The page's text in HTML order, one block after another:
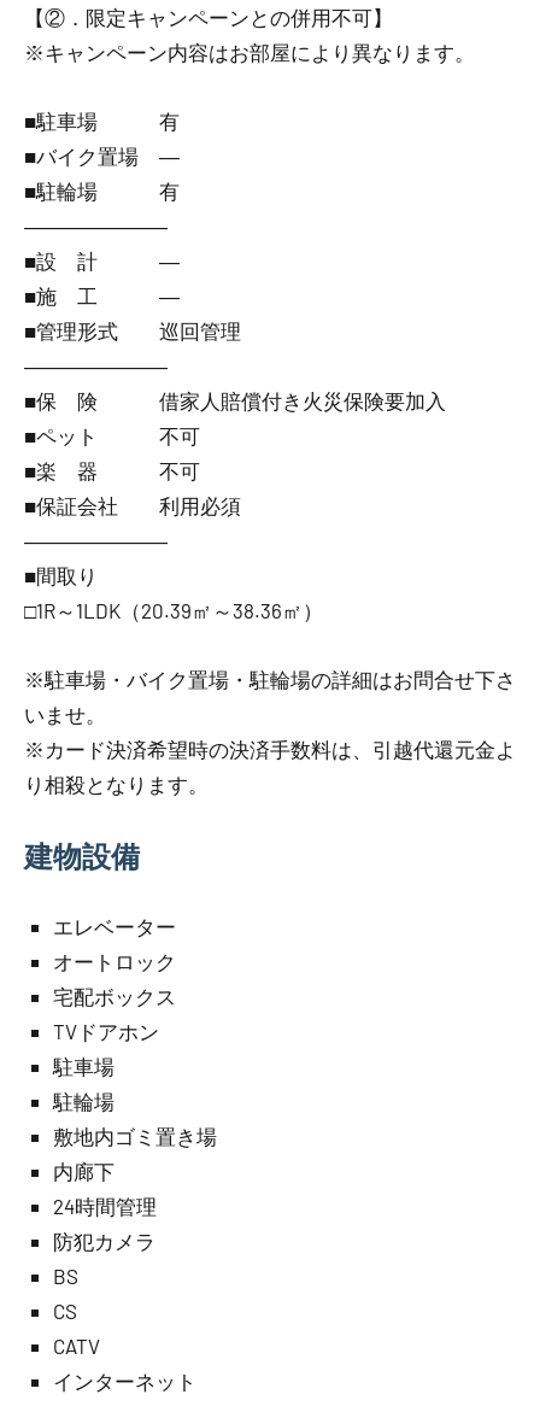
【②．限定キャンペーンとの併用不可】
※キャンペーン内容はお部屋により異なります。
■駐車場 有
■バイク置場 ―
■駐輪場 有
―――――――
■設 計 ―
■施 工 ―
■管理形式 巡回管理
―――――――
■保 険 借家人賠償付き火災保険要加入
■ペット 不可
■楽 器 不可
■保証会社 利用必須
―――――――
■間取り
□1R～1LDK（20.39㎡～38.36㎡）
※駐車場・バイク置場・駐輪場の詳細はお問合せ下さ
いませ。
※カード決済希望時の決済手数料は、引越代還元金よ
り相殺となります。
建物設備
エレベーター
オートロック
宅配ボックス
TVドアホン
駐車場
駐輪場
敷地内ゴミ置き場
内廊下
24時間管理
防犯カメラ
BS
CS
CATV
インターネット